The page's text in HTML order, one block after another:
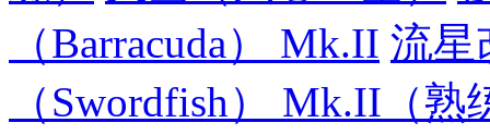
（Barracuda） Mk.II 流星
（Swordfish） Mk.II（熟